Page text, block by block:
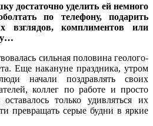
достаточно уделить ей немного
по телефону, подарить
взглядов, комплиментов или
сильная половина геолого-
Еще накануне праздника, утром
начали поздравлять своих
коллег по работе и просто
только удивляться их
превращать серые будни в яркие